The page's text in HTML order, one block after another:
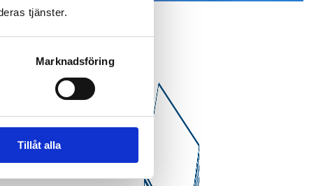
tjänster.
Marknadsföring
Tillåt alla